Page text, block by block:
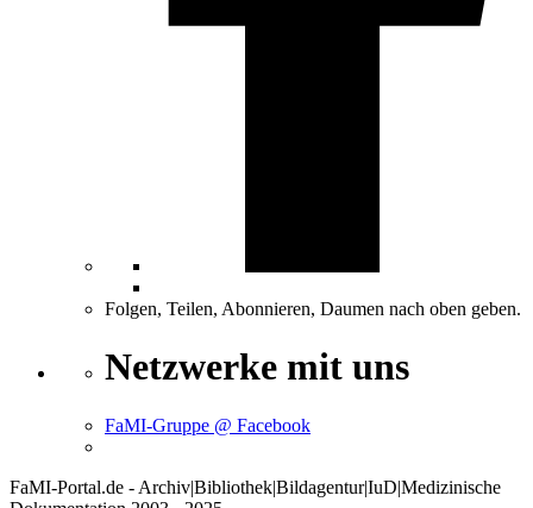
Folgen, Teilen, Abonnieren, Daumen nach oben geben.
Netzwerke mit uns
FaMI-Gruppe @ Facebook
FaMI-Portal.de - Archiv|Bibliothek|Bildagentur|IuD|Medizinische